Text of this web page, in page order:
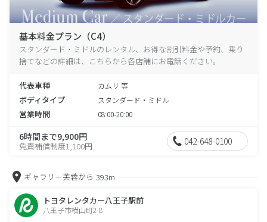
基本料金プラン（C4）
スタンダード・ミドルのレンタル、お得な割引料金や予約、乗り
捨てなどの詳細は、こちらから各店舗にお電話ください。
代表車種 カムリ 等
ボディタイプ スタンダード・ミドル
営業時間 08:00-20:00
6時間まで9,900円
免責補償制度1,100円 042-648-0100
ギャラリー芙蓉から 393m
トヨタレンタカー八王子駅前
八王子市横山町2-8